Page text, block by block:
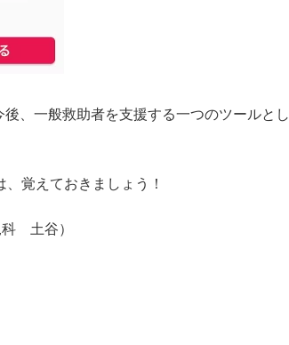
、一般救助者を支援する一つのツールとし
覚えておきましょう！
土谷）